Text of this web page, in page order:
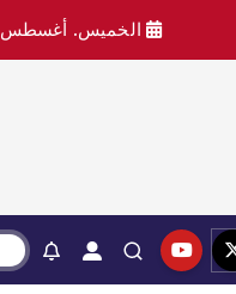
الخميس. أغسطس 6th, 2026